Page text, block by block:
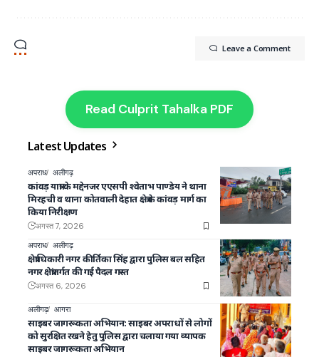
Leave a Comment
Read Culprit Tahalka PDF
Latest Updates
अपराध अलीगढ़
कांवड़ यात्रा के मद्देनजर एएसपी श्वेताभ पाण्डेय ने थाना
मिरहची व थाना कोतवाली देहात क्षेत्र के कांवड़ मार्ग का
किया निरीक्षण
अगस्त 7, 2026
अपराध अलीगढ़
क्षेत्राधिकारी नगर कीर्तिका सिंह द्वारा पुलिस बल सहित
नगर क्षेत्रांतर्गत की गई पैदल गस्त
अगस्त 6, 2026
अलीगढ़ आगरा
साइबर जागरूकता अभियान: साइबर अपराधों से लोगों
को सुरक्षित रखने हेतु पुलिस द्वारा चलाया गया व्यापक
साइबर जागरूकता अभियान